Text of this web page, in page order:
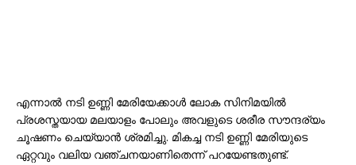
എന്നാൽ നടി ഉണ്ണി മേരിയേക്കാൾ ലോക സിനിമയിൽ
പ്രശസ്തയായ മലയാളം പോലും അവളുടെ ശരീര സൗന്ദര്യം
ചൂഷണം ചെയ്യാൻ ശ്രമിച്ചു. മികച്ച നടി ഉണ്ണി മേരിയുടെ
ഏറ്റവും വലിയ വഞ്ചനയാണിതെന്ന് പറയേണ്ടതുണ്ട്.